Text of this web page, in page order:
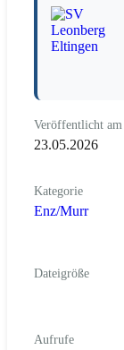
Veröffentlicht am
23.05.2026
Kategorie
Enz/Murr
Dateigröße
Aufrufe